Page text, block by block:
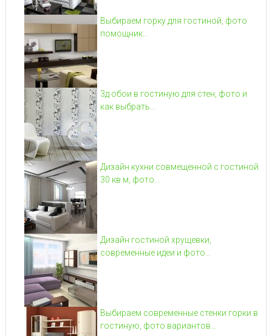
Выбираем горку для гостиной, фото
помощник...
3д обои в гостиную для стен, фото и
как выбрать...
Дизайн кухни совмещенной с гостиной
30 кв м, фото...
Дизайн гостиной хрущевки,
современные идеи и фото...
Выбираем современные стенки горки в
гостиную, фото вариантов...